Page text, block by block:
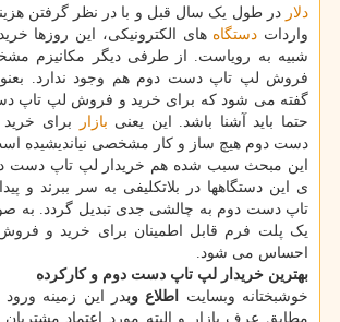
دلار در طول یک سال قبل و با در نظر گرفتن
واردات دستگاه های الکترونیکی، این روزها
شبیه به رویاست. از طرفی دیگر مکانیزم
فروش لپ تاپ دست دوم هم وجود ندارد.
گفته می شود که برای خرید و فروش لپ تاپ
حتما باید آشنا باشد. این یعنی بازار
برای
دست دوم هیچ ساز و کار مشخصی نیاندیشیده
این مبحث سبب شده هم خریدار لپ تاپ دست
ی این دستگاهها در بلاتکلیفی به سر ببرند و
تاپ دست دوم به چالشی جدی تبدیل گردد. به
یک پلت فرم قابل اطمینان برای خرید و
احساس می شود.
بهترین خریدار لپ تاپ دست دوم و کارکرده
خوشبختانه وبسایت اطلاع وبدر این زمینه
مطابق عرف بازار و البته مورد اعتماد مشتریان